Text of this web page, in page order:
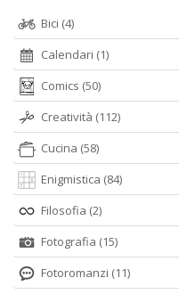
Bici (4)
Calendari (1)
Comics (50)
Creatività (112)
Cucina (58)
Enigmistica (84)
Filosofia (2)
Fotografia (15)
Fotoromanzi (11)